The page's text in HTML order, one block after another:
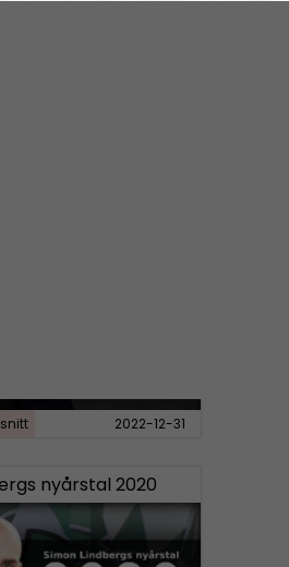
2022-12-31
nyårstal 2020